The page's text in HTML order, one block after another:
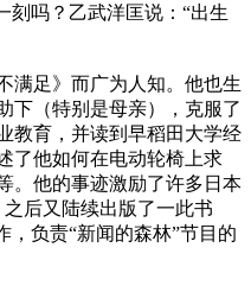
刻吗？乙武洋匡说：“出生
足》而广为人知。他也生
下（特别是母亲），克服了
教育，并读到早稻田大学经
了他如何在电动轮椅上求
。他的事迹激励了许多日本
后又陆续出版了一此书
，负责“新闻的森林”节目的